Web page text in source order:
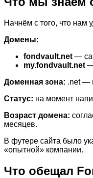
Начнём с того, что нам
Домены:
fondvault.net —
my.fondvault.net —
Доменная зона: .net —
Статус: на момент
Возраст домена:
месяцев.
В футере сайта было
«опытной» компании.
Что обещал